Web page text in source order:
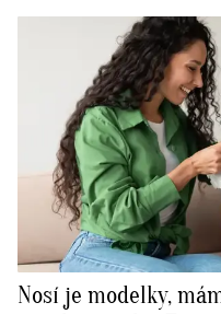
Nosí je modelky,